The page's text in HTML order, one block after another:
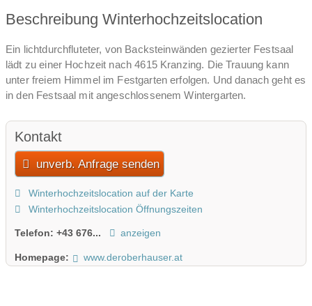
Beschreibung Winterhochzeitslocation
Ein lichtdurchfluteter, von Backsteinwänden gezierter Festsaal
lädt zu einer Hochzeit nach 4615 Kranzing. Die Trauung kann
unter freiem Himmel im Festgarten erfolgen. Und danach geht es
in den Festsaal mit angeschlossenem Wintergarten.
Kontakt
unverb. Anfrage senden
Winterhochzeitslocation auf der Karte
Winterhochzeitslocation Öffnungszeiten
Telefon: +43 676... anzeigen
Homepage: www.deroberhauser.at